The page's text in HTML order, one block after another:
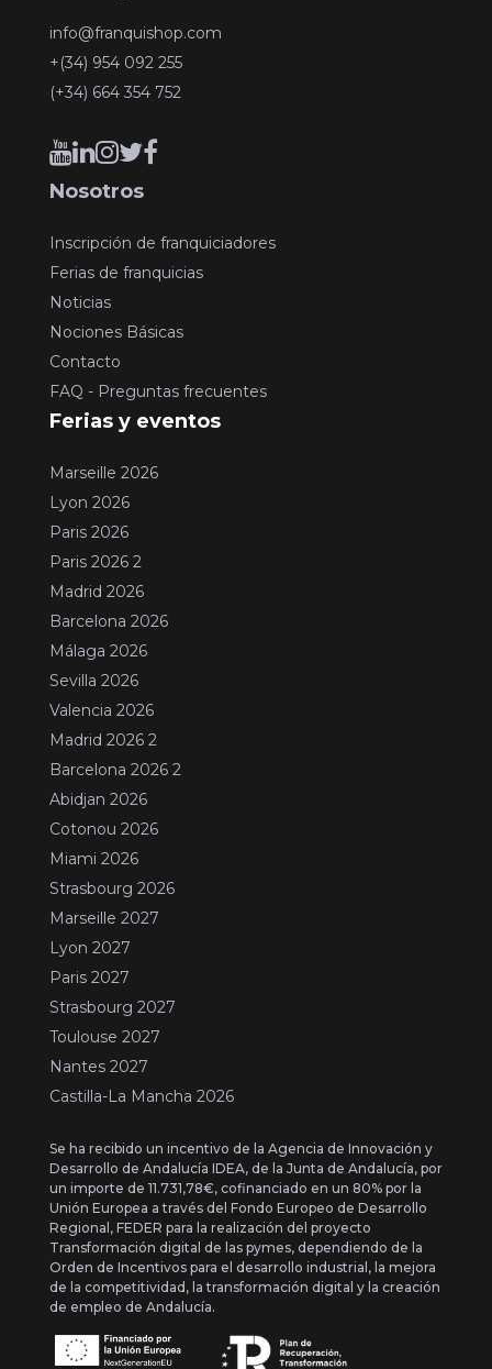
info@franquishop.com
+(34) 954 092 255
(+34) 664 354 752
Nosotros
Inscripción de franquiciadores
Ferias de franquicias
Noticias
Nociones Básicas
Contacto
FAQ - Preguntas frecuentes
Ferias y eventos
Marseille 2026
Lyon 2026
Paris 2026
Paris 2026 2
Madrid 2026
Barcelona 2026
Málaga 2026
Sevilla 2026
Valencia 2026
Madrid 2026 2
Barcelona 2026 2
Abidjan 2026
Cotonou 2026
Miami 2026
Strasbourg 2026
Marseille 2027
Lyon 2027
Paris 2027
Strasbourg 2027
Toulouse 2027
Nantes 2027
Castilla-La Mancha 2026
Se ha recibido un incentivo de la Agencia de Innovación y
Desarrollo de Andalucía IDEA, de la Junta de Andalucía, por
un importe de 11.731,78€, cofinanciado en un 80% por la
Unión Europea a través del Fondo Europeo de Desarrollo
Regional, FEDER para la realización del proyecto
Transformación digital de las pymes, dependiendo de la
Orden de Incentivos para el desarrollo industrial, la mejora
de la competitividad, la transformación digital y la creación
de empleo de Andalucía.